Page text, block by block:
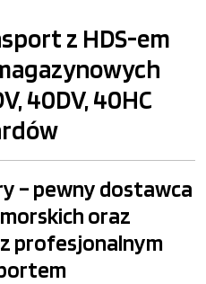
z HDS-em
40DV, 40HC
– pewny dostawca
oraz
profesjonalnym